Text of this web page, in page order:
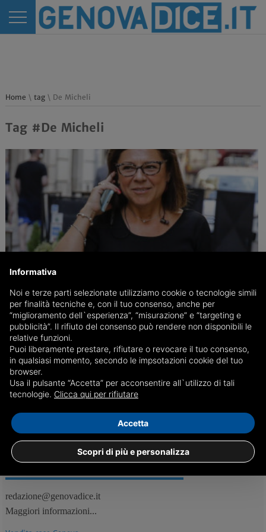
Home \ tag\ De Micheli
Tag #De Micheli
Gronda, a gennaio progetto pronto per la firma
Questa mattina visita del ministro per le infrastrutture Paola De
Micheli. A gennaio del prossimo anno potrebbe arrivare il via libera
per il progetto esecutivo
17/12 Genova, Attualità
REDAZIONE
redazione@genovadice.it
Maggiori informazioni...
Feed RSS
Informativa
Noi e terze parti selezionate utilizziamo cookie o tecnologie simili
per finalità tecniche e, con il tuo consenso, anche per
“miglioramento dell`esperienza”, “misurazione” e “targeting e
pubblicità”. Il rifiuto del consenso può rendere non disponibili le
relative funzioni.
Puoi liberamente prestare, rifiutare o revocare il tuo consenso,
in qualsiasi momento, secondo le impsotazioni cookie del tuo
browser.
Usa il pulsante “Accetta” per acconsentire all`utilizzo di tali
tecnologie. Clicca qui per rifiutare
Scopri di più e personalizza
Accetta